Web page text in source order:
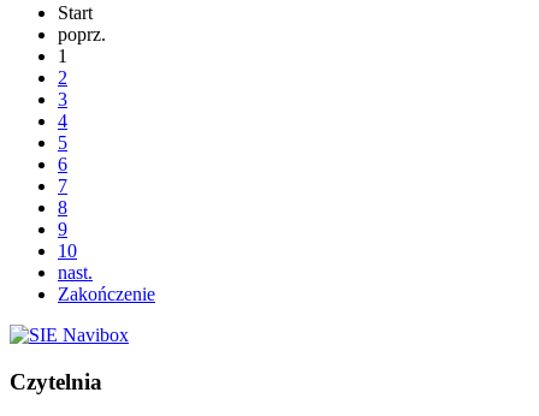
Start
poprz.
1
2
3
4
5
6
7
8
9
10
nast.
Zakończenie
Czytelnia